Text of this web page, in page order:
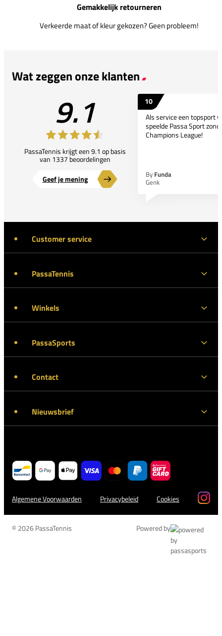
Gemakkelijk retourneren
Verkeerde maat of kleur gekozen? Geen probleem!
Wat zeggen onze klanten
9.1
PassaTennis krijgt een 9.1 op basis
van 1337 beoordelingen
Geef je mening
10
Als service een topsport
speelde Passa Sport
Champions League!
By Funda
Genk
Customer service
PassaTennis
Winkels
PassaSports
Contact
Nieuwsbrief
Algemene Voorwaarden Privacybeleid Cookies
© 2026 PassaTennis Powered by